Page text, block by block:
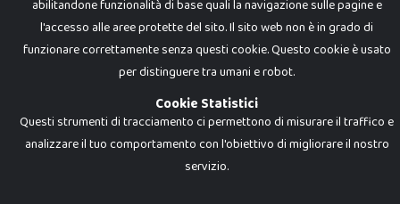
I prezzi e le promozioni pubblicate potrebbero differire da quanto esposto in
negozio.
Giocabene Srl - via della Posta 8, 20123 Milano (MI)
P.IVA 02608090425 - REA AN201199 - C.S. 10.000 i.v.
abilitandone funzionalità di base quali la navigazione sulle pagine e
l'accesso alle aree protette del sito. Il sito web non è in grado di
funzionare correttamente senza questi cookie. Questo cookie è usato
per distinguere tra umani e robot.
Cookie Statistici
Questi strumenti di tracciamento ci permettono di misurare il traffico e
analizzare il tuo comportamento con l'obiettivo di migliorare il nostro
servizio.